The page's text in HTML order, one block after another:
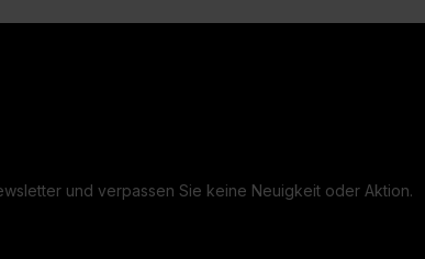
und verpassen Sie keine Neuigkeit oder Aktion.